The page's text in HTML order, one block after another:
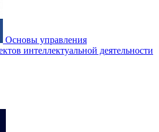
Основы управления
интеллектуальной деятельности